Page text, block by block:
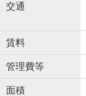
交通
賃料
管理費等
面積